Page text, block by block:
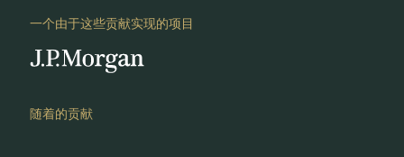
一个由于这些贡献实现的项目
随着的贡献